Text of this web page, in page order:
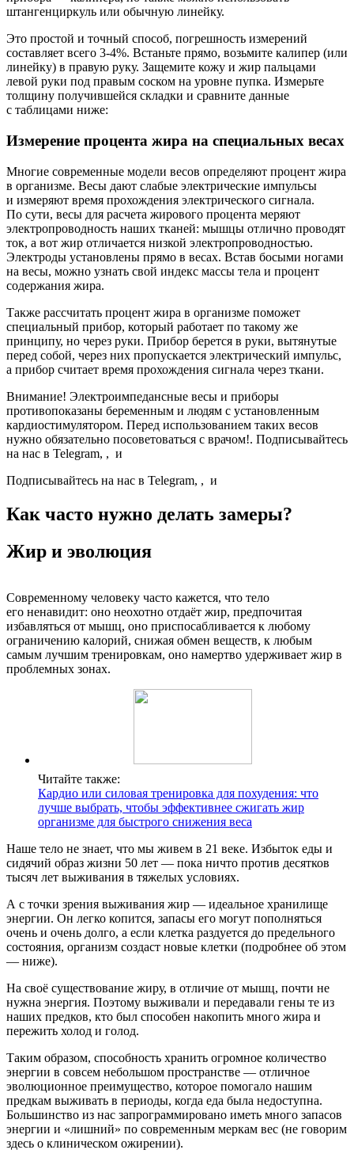
штангенциркуль или обычную линейку.
Это простой и точный способ, погрешность измерений
составляет всего 3-4%. Встаньте прямо, возьмите калипер (или
линейку) в правую руку. Защемите кожу и жир пальцами
левой руки под правым соском на уровне пупка. Измерьте
толщину получившейся складки и сравните данные
с таблицами ниже:
Измерение процента жира на специальных весах
Многие современные модели весов определяют процент жира
в организме. Весы дают слабые электрические импульсы
и измеряют время прохождения электрического сигнала.
По сути, весы для расчета жирового процента меряют
электропроводность наших тканей: мышцы отлично проводят
ток, а вот жир отличается низкой электропроводностью.
Электроды установлены прямо в весах. Встав босыми ногами
на весы, можно узнать свой индекс массы тела и процент
содержания жира.
Также рассчитать процент жира в организме поможет
специальный прибор, который работает по такому же
принципу, но через руки. Прибор берется в руки, вытянутые
перед собой, через них пропускается электрический импульс,
а прибор считает время прохождения сигнала через ткани.
Внимание! Электроимпедансные весы и приборы
противопоказаны беременным и людям с установленным
кардиостимулятором. Перед использованием таких весов
нужно обязательно посоветоваться с врачом!. Подписывайтесь
на нас в Telegram, , и
Подписывайтесь на нас в Telegram, , и
Как часто нужно делать замеры?
Жир и эволюция
Современному человеку часто кажется, что тело
его ненавидит: оно неохотно отдаёт жир, предпочитая
избавляться от мышц, оно приспосабливается к любому
ограничению калорий, снижая обмен веществ, к любым
самым лучшим тренировкам, оно намертво удерживает жир в
проблемных зонах.
Читайте также:
Кардио или силовая тренировка для похудения: что
лучше выбрать, чтобы эффективнее сжигать жир
организме для быстрого снижения веса
Наше тело не знает, что мы живем в 21 веке. Избыток еды и
сидячий образ жизни 50 лет — пока ничто против десятков
тысяч лет выживания в тяжелых условиях.
А с точки зрения выживания жир — идеальное хранилище
энергии. Он легко копится, запасы его могут пополняться
очень и очень долго, а если клетка раздуется до предельного
состояния, организм создаст новые клетки (подробнее об этом
— ниже).
На своё существование жиру, в отличие от мышц, почти не
нужна энергия. Поэтому выживали и передавали гены те из
наших предков, кто был способен накопить много жира и
пережить холод и голод.
Таким образом, способность хранить огромное количество
энергии в совсем небольшом пространстве — отличное
эволюционное преимущество, которое помогало нашим
предкам выживать в периоды, когда еда была недоступна.
Большинство из нас запрограммировано иметь много запасов
энергии и «лишний» по современным меркам вес (не говорим
здесь о клиническом ожирении).